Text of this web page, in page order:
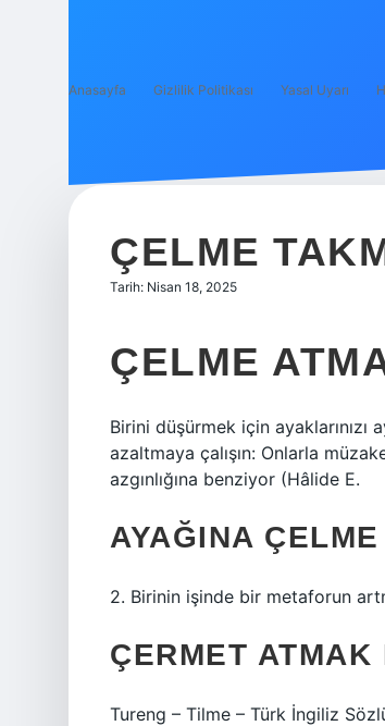
Anasayfa Gizlilik Politikası Yasal Uyarı
ÇELME
Tarih: Nisan 18, 2025
ÇELME
Birini düşürmek için ayaklarınızı
azaltmaya çalışın: Onlarla
azgınlığına benziyor (Hâlide E.
AYAĞINA
2. Birinin işinde bir metaforun
ÇERMET ATMAK
Tureng – Tilme – Türk İngiliz